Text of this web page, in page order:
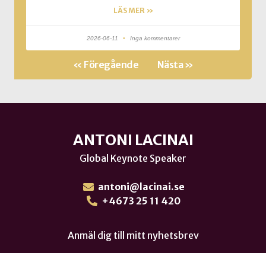
LÄS MER »
2026-06-11 Inga kommentarer
« Föregående Nästa »
ANTONI LACINAI
Global Keynote Speaker
antoni@lacinai.se
+4673 25 11 420
Anmäl dig till mitt nyhetsbrev